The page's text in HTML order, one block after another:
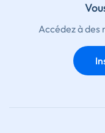
Accédez à des